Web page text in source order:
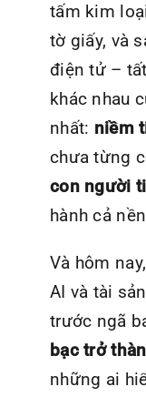
tấm kim
tờ giấy, và
điện tử –
khác nhau
nhất: niềm
chưa từng
con người
hành cả
Và hôm
AI và tài
trước ngã
bạc trở
những ai